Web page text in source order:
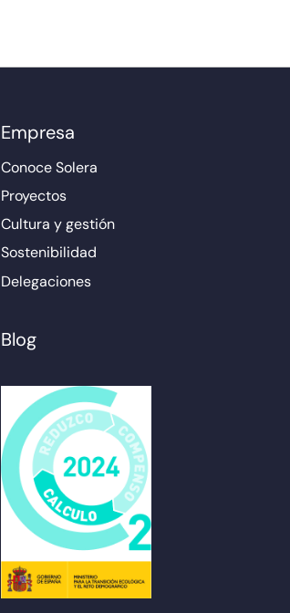
Empresa
Conoce Solera
Proyectos
Cultura y gestión
Sostenibilidad
Delegaciones
Blog